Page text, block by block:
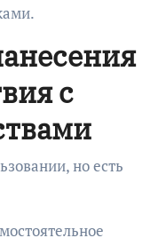
с
но есть